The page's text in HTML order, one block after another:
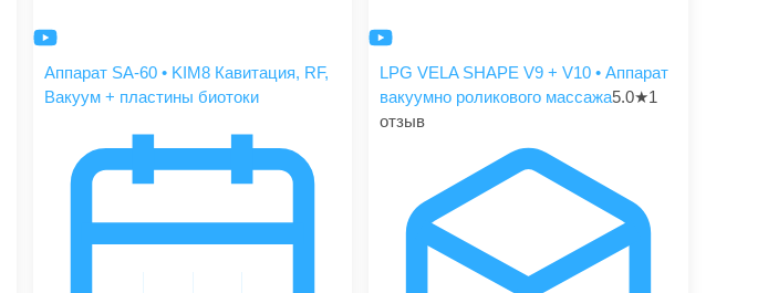
Аппарат SA-60 • KIM8 Кавитация, RF,
Вакуум + пластины биотоки
LPG VELA SHAPE V9 + V10 • Аппарат
вакуумно роликового массажа5.0★1
отзыв